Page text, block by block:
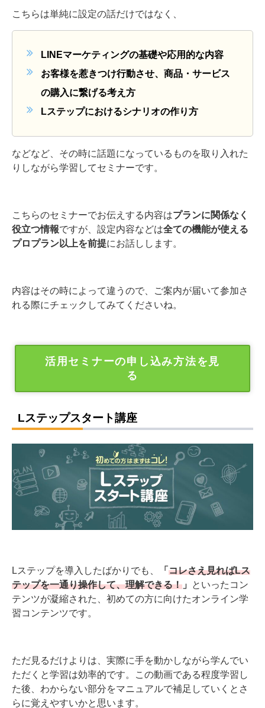
こちらは単純に設定の話だけではなく、
LINEマーケティングの基礎や応用的な内容
お客様を惹きつけ行動させ、商品・サービス
の購入に繋げる考え方
Lステップにおけるシナリオの作り方
などなど、その時に話題になっているものを取り入れた
りしながら学習してセミナーです。
こちらのセミナーでお伝えする内容はプランに関係なく
役立つ情報ですが、設定内容などは全ての機能が使える
プロプラン以上を前提にお話しします。
内容はその時によって違うので、ご案内が届いて参加さ
れる際にチェックしてみてくださいね。
活用セミナーの申し込み方法を見
る
Lステップスタート講座
Lステップを導入したばかりでも、 「 コレさえ見ればLス
テップを一通り操作して、理解できる！ 」
といったコン
テンツが凝縮された、初めての方に向けたオンライン学
習コンテンツです。
ただ見るだけよりは、実際に手を動かしながら学んでい
ただくと学習は効率的です。この動画である程度学習し
た後、わからない部分をマニュアルで補足していくとさ
らに覚えやすいかと思います。